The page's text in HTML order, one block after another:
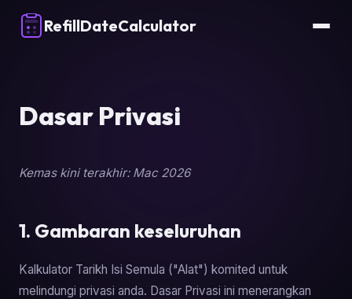
RefillDateCalculator
Dasar Privasi
Kemas kini terakhir: Mac 2026
1. Gambaran keseluruhan
Kalkulator Tarikh Isi Semula ("Alat") komited untuk
melindungi privasi anda. Dasar Privasi ini menerangkan